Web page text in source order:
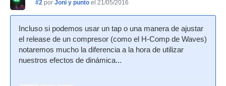
#2 por Joni y punto el 21/05/2016
Incluso si podemos usar un tap o una manera de ajustar
el release de un compresor (como el H-Comp de Waves)
notaremos mucho la diferencia a la hora de utilizar
nuestros efectos de dinámica...